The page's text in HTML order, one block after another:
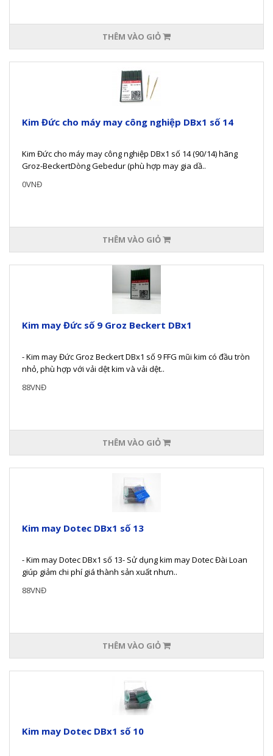
THÊM VÀO GIỎ
Kim Đức cho máy may công nghiệp DBx1 số 14
Kim Đức cho máy may công nghiệp DBx1 số 14 (90/14) hãng
Groz-BeckertDòng Gebedur (phù hợp may gia dầ..
0VNĐ
THÊM VÀO GIỎ
Kim may Đức số 9 Groz Beckert DBx1
- Kim may Đức Groz Beckert DBx1 số 9 FFG mũi kim có đầu tròn
nhỏ, phù hợp với vải dệt kim và vải dệt..
88VNĐ
THÊM VÀO GIỎ
Kim may Dotec DBx1 số 13
- Kim may Dotec DBx1 số 13- Sử dụng kim may Dotec Đài Loan
giúp giảm chi phí giá thành sản xuất nhưn..
88VNĐ
THÊM VÀO GIỎ
Kim may Dotec DBx1 số 10